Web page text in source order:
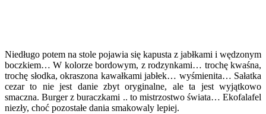
Niedługo potem na stole pojawia się kapusta z jabłkami i wędzonym
boczkiem… W kolorze bordowym, z rodzynkami… trochę kwaśna,
trochę słodka, okraszona kawałkami jabłek… wyśmienita… Sałatka
cezar to nie jest danie zbyt oryginalne, ale ta jest wyjątkowo
smaczna. Burger z buraczkami .. to mistrzostwo świata… Ekofalafel
niezły, choć pozostałe dania smakowaly lepiej.